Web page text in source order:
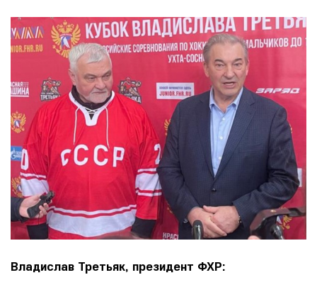
Владислав Третьяк, президент ФХР: